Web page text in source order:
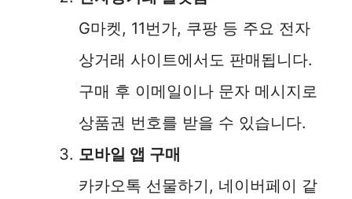
G마켓, 11번가, 쿠팡 등 주요 전자
상거래 사이트에서도 판매됩니다.
구매 후 이메일이나 문자 메시지로
상품권 번호를 받을 수 있습니다.
모바일 앱 구매
카카오톡 선물하기, 네이버페이 같